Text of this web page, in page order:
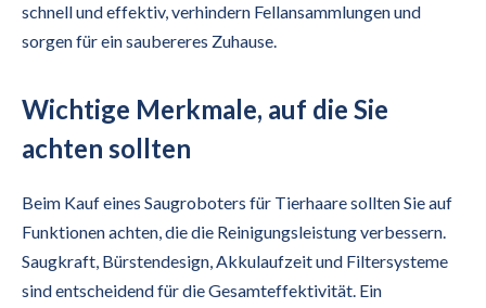
schnell und effektiv, verhindern Fellansammlungen und
sorgen für ein saubereres Zuhause.
Wichtige Merkmale, auf die Sie
achten sollten
Beim Kauf eines Saugroboters für Tierhaare sollten Sie auf
Funktionen achten, die die Reinigungsleistung verbessern.
Saugkraft, Bürstendesign, Akkulaufzeit und Filtersysteme
sind entscheidend für die Gesamteffektivität. Ein